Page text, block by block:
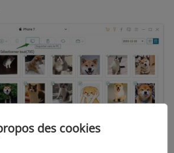
des cookies